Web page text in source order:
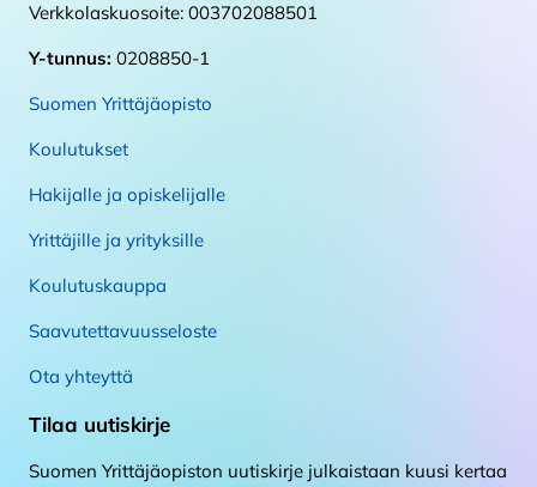
Verkkolaskuosoite: 003702088501
Y-tunnus: 0208850-1
Suomen Yrittäjäopisto
Koulutukset
Hakijalle ja opiskelijalle
Yrittäjille ja yrityksille
Koulutuskauppa
Saavutettavuusseloste
Ota yhteyttä
Tilaa uutiskirje
Suomen Yrittäjäopiston uutiskirje julkaistaan kuusi kertaa